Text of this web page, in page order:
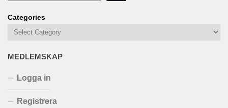
Categories
MEDLEMSKAP
Logga in
Registrera